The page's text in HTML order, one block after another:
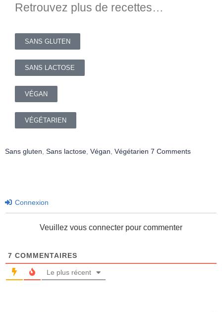
Retrouvez plus de recettes…
SANS GLUTEN
SANS LACTOSE
VÉGAN
VÉGÉTARIEN
Sans gluten Sans lactose Végan Végétarien 7 Comments
Connexion
Veuillez vous connecter pour commenter
7 COMMENTAIRES
Le plus récent